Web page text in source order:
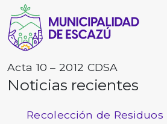
Acta 10 – 2012 CDSA
Noticias recientes
Recolección de